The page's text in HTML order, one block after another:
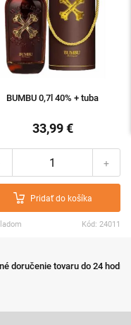
BUMBU 0,7l 40% + tuba
33,99 €
+
Pridať do košíka
Kód: 24011
hodín pri objednávke do